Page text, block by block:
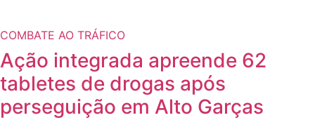
COMBATE AO TRÁFICO
Ação integrada apreende 62
tabletes de drogas após
perseguição em Alto Garças